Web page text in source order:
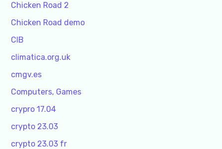
Chicken Road 2
Chicken Road demo
CIB
climatica.org.uk
cmgv.es
Computers, Games
crypro 17.04
crypto 23.03
crypto 23.03 fr